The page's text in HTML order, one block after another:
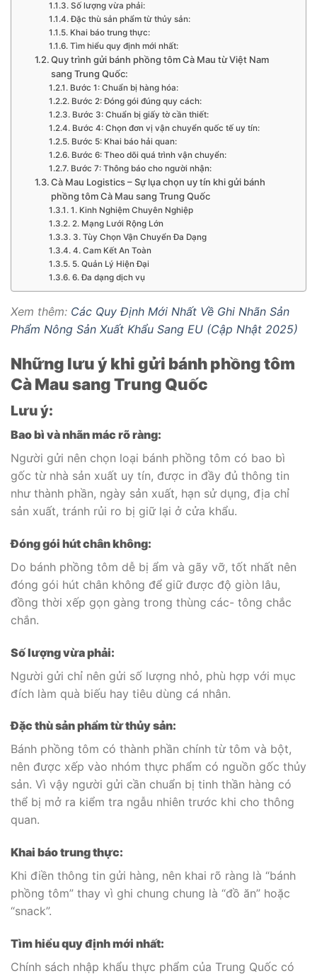
Số lượng vừa phải:
Đặc thù sản phẩm từ thủy sản:
Khai báo trung thực:
Tìm hiểu quy định mới nhất:
Quy trình gửi bánh phồng tôm Cà Mau từ Việt Nam
sang Trung Quốc:
Bước 1: Chuẩn bị hàng hóa:
Bước 2: Đóng gói đúng quy cách:
Bước 3: Chuẩn bị giấy tờ cần thiết:
Bước 4: Chọn đơn vị vận chuyển quốc tế uy tín:
Bước 5: Khai báo hải quan:
Bước 6: Theo dõi quá trình vận chuyển:
Bước 7: Thông báo cho người nhận:
Cà Mau Logistics – Sự lụa chọn uy tín khi gửi bánh
phồng tôm Cà Mau sang Trung Quốc
1. Kinh Nghiệm Chuyên Nghiệp
2. Mạng Lưới Rộng Lớn
3. Tùy Chọn Vận Chuyển Đa Dạng
4. Cam Kết An Toàn
5. Quản Lý Hiện Đại
6. Đa dạng dịch vụ
Xem thêm: Các Quy Định Mới Nhất Về Ghi Nhãn Sản
Phẩm Nông Sản Xuất Khẩu Sang EU (Cập Nhật 2025)
Những lưu ý khi gửi bánh phồng tôm
Cà Mau sang Trung Quốc
Lưu ý:
Bao bì và nhãn mác rõ ràng:
Người gửi nên chọn loại bánh phồng tôm có bao bì
gốc từ nhà sản xuất uy tín, được in đầy đủ thông tin
như thành phần, ngày sản xuất, hạn sử dụng, địa chỉ
sản xuất, tránh rủi ro bị giữ lại ở cửa khẩu.
Đóng gói hút chân không:
Do bánh phồng tôm dễ bị ẩm và gãy vỡ, tốt nhất nên
đóng gói hút chân không để giữ được độ giòn lâu,
đồng thời xếp gọn gàng trong thùng các- tông chắc
chắn.
Số lượng vừa phải:
Người gửi chỉ nên gửi số lượng nhỏ, phù hợp với mục
đích làm quà biếu hay tiêu dùng cá nhân.
Đặc thù sản phẩm từ thủy sản:
Bánh phồng tôm có thành phần chính từ tôm và bột,
nên được xếp vào nhóm thực phẩm có nguồn gốc thủy
sản. Vì vậy người gửi cần chuẩn bị tinh thần hàng có
thể bị mở ra kiểm tra ngẫu nhiên trước khi cho thông
quan.
Khai báo trung thực:
Khi điền thông tin gửi hàng, nên khai rõ ràng là “bánh
phồng tôm” thay vì ghi chung chung là “đồ ăn” hoặc
“snack”.
Tìm hiểu quy định mới nhất:
Chính sách nhập khẩu thực phẩm của Trung Quốc có